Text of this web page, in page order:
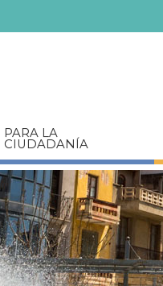
PARA LA
CIUDADANÍA